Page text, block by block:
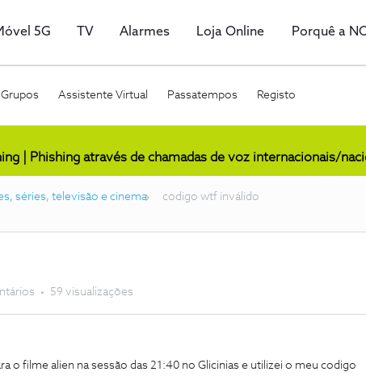
5G TV Alarmes Loja Online Porquê a
Grupos Assistente Virtual Passatempos Registo
| Phishing através de chamadas de voz internacionais/
séries, televisão e cinema codigo wtf inválido
59 visualizações
o filme alien na sessão das 21:40 no Glicinias e utilizei o meu codigo